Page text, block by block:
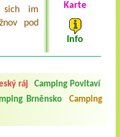
sich im
pod
Karte
Info
ráj
Camping Povltaví
Brněnsko
Camping
občerstvení. Co nás ale
den jsem si připadala
nové krásné čisté,koupání